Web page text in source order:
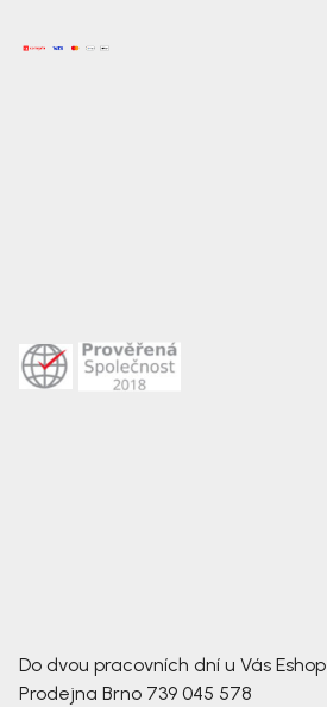
Do dvou pracovních dní u Vás Eshop
Prodejna Brno 739 045 578